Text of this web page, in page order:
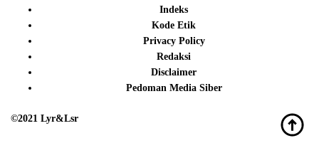
Indeks
Kode Etik
Privacy Policy
Redaksi
Disclaimer
Pedoman Media Siber
©2021 Lyr&Lsr